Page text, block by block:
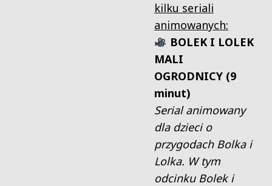
kilku seriali
animowanych:
BOLEK I LOLEK
MALI
OGRODNICY (9
minut)
Serial animowany
dla dzieci o
przygodach Bolka i
Lolka. W tym
odcinku Bolek i